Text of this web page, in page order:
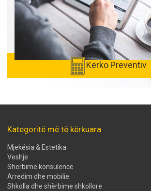
Kërko Preventiv
Kategoritë më të kërkuara
Mjekësia & Estetika
Veshje
Shërbime konsulence
Arredim dhe mobilie
Shkolla dhe shërbime shkollore